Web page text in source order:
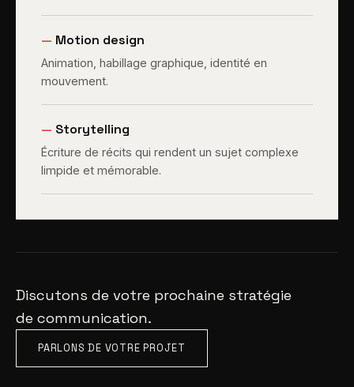
— Motion design
Animation, habillage graphique, identité en
mouvement.
— Storytelling
Écriture de récits qui rendent un sujet complexe
limpide et mémorable.
Discutons de votre prochaine stratégie
de communication.
PARLONS DE VOTRE PROJET